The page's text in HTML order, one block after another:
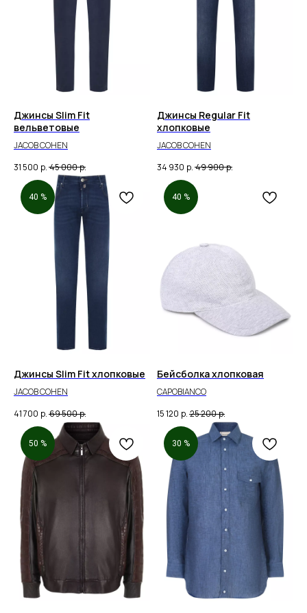
Джинсы Slim Fit
вельветовые
JACOB COHEN
31 500 р. 45 000р.
Джинсы Regular Fit
хлопковые
JACOB COHEN
34 930 р. 49 900р.
40 %
Джинсы Slim Fit хлопковые
JACOB COHEN
41 700 р. 69 500р.
40 %
Бейсболка хлопковая
CAPOBIANCO
15 120 р. 25 200р.
50 % 30 %